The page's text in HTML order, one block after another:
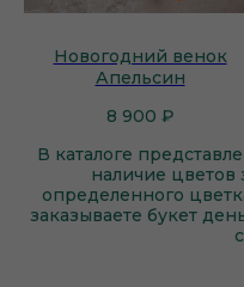
Новогодний венок
Апельсин
8 900 ₽
В каталоге
наличие цветов
определенного
заказываете букет